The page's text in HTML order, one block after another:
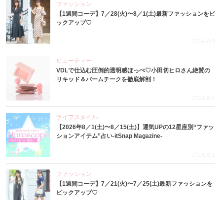
ファッション
【1週間コーデ】7／28(火)〜8／1(土)最新ファッションをピ
ックアップ♡
2026.8.5
ビューティー
VDLで仕込む圧倒的透明感ほっぺ♡小田切ヒロさん絶賛の
リキッド＆バームチークを徹底解剖！
2026.8.4
ライフスタイル
【2026年8／1(土)〜8／15(土)】運気UPの12星座別“ファッ
ションアイテム”占い-itSnap Magazine-
2026.8.1
ファッション
【1週間コーデ】7／21(火)〜7／25(土)最新ファッションを
ピックアップ♡